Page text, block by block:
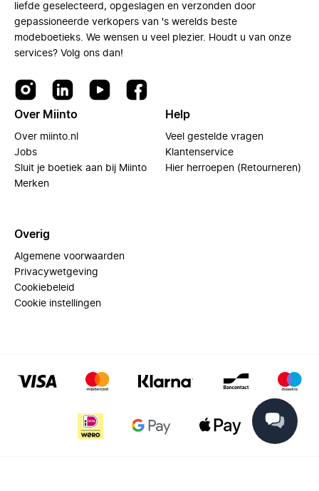
liefde geselecteerd, opgeslagen en verzonden door
gepassioneerde verkopers van 's werelds beste
modeboetieks. We wensen u veel plezier. Houdt u van onze
services? Volg ons dan!
Over Miinto
Over miinto.nl
Jobs
Sluit je boetiek aan bij Miinto
Merken
Help
Veel gestelde vragen
Klantenservice
Hier herroepen (Retourneren)
Overig
Algemene voorwaarden
Privacywetgeving
Cookiebeleid
Cookie instellingen